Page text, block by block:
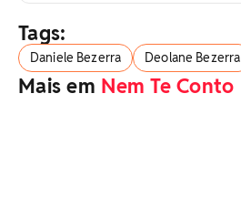
Tags:
Daniele Bezerra Deolane Bezerra
Mais em Nem Te Conto